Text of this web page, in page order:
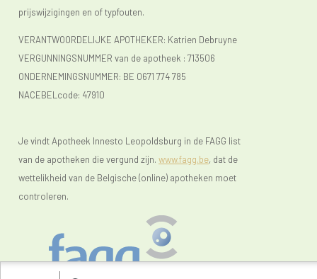
prijswijzigingen en of typfouten.
VERANTWOORDELIJKE APOTHEKER: Katrien Debruyne
VERGUNNINGSNUMMER van de apotheek : 713506
ONDERNEMINGSNUMMER: BE 0671 774 785
NACEBELcode: 47910
Je vindt Apotheek Innesto Leopoldsburg in de FAGG list
van de apotheken die vergund zijn. www.fagg.be, dat de
wettelikheid van de Belgische (online) apotheken moet
controleren.